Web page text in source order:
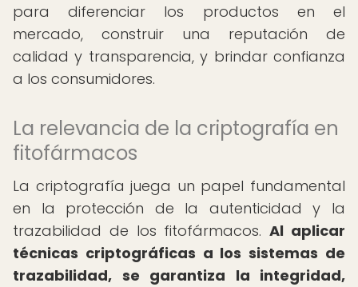
para diferenciar los productos en el
mercado, construir una reputación de
calidad y transparencia, y brindar confianza
a los consumidores.
La relevancia de la criptografía en
fitofármacos
La criptografía juega un papel fundamental
en la protección de la autenticidad y la
trazabilidad de los fitofármacos.Al aplicar
técnicas criptográficas a los sistemas de
trazabilidad, se garantiza la integridad,